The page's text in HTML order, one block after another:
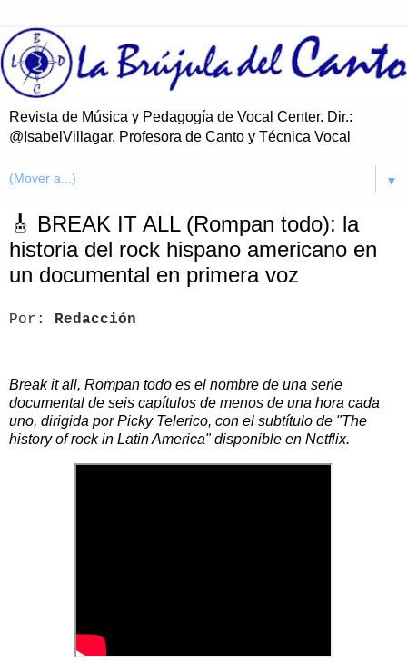
Revista de Música y Pedagogía de Vocal Center. Dir.:
@IsabelVillagar, Profesora de Canto y Técnica Vocal
▼
🎸 BREAK IT ALL (Rompan todo): la
historia del rock hispano americano en
un documental en primera voz
Por: Redacción
Break it all, Rompan todo es el nombre de una serie
documental de seis capítulos de menos de una hora cada
uno, dirigida por Picky Telerico, con el subtítulo de "The
history of rock in Latin America" disponible en Netflix.